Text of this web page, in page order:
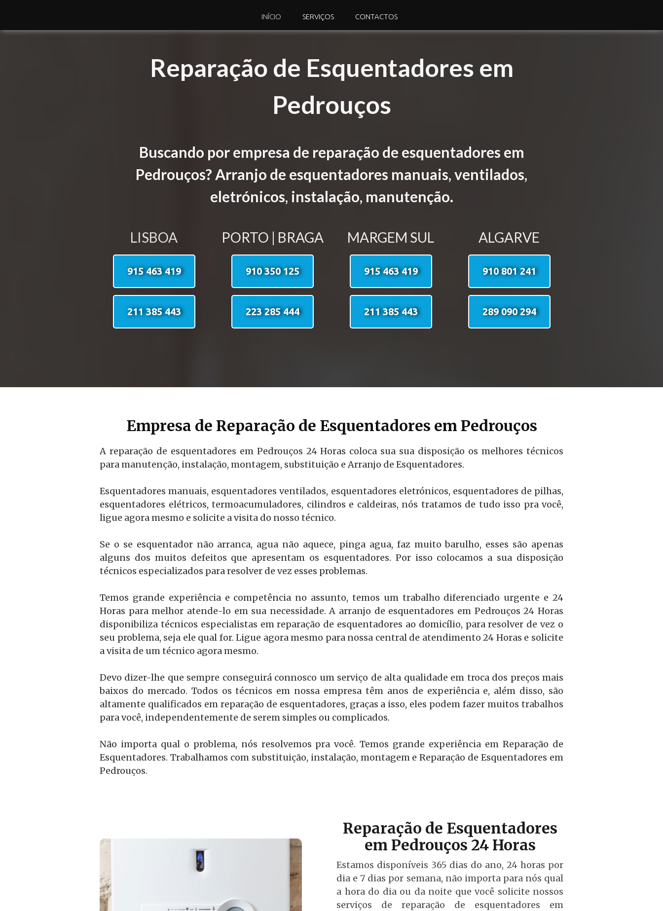
INÍCIO SERVIÇOS CONTACTOS
Reparação de Esquentadores em
Pedrouços
Buscando por empresa de reparação de esquentadores em
Pedrouços? Arranjo de esquentadores manuais, ventilados,
eletrónicos, instalação, manutenção.
LISBOA
915 463 419
211 385 443
PORTO | BRAGA
910 350 125
223 285 444
MARGEM SUL
915 463 419
211 385 443
ALGARVE
910 801 241
289 090 294
Empresa de Reparação de Esquentadores em Pedrouços
A reparação de esquentadores em Pedrouços 24 Horas coloca sua sua disposição os melhores técnicos
para manutenção, instalação, montagem, substituição e Arranjo de Esquentadores.
Esquentadores manuais, esquentadores ventilados, esquentadores eletrónicos, esquentadores de pilhas,
esquentadores elétricos, termoacumuladores, cilindros e caldeiras, nós tratamos de tudo isso pra você,
ligue agora mesmo e solicite a visita do nosso técnico.
Se o se esquentador não arranca, agua não aquece, pinga agua, faz muito barulho, esses são apenas
alguns dos muitos defeitos que apresentam os esquentadores. Por isso colocamos a sua disposição
técnicos especializados para resolver de vez esses problemas.
Temos grande experiência e competência no assunto, temos um trabalho diferenciado urgente e 24
Horas para melhor atende-lo em sua necessidade. A arranjo de esquentadores em Pedrouços 24 Horas
disponibiliza técnicos especialistas em reparação de esquentadores ao domicílio, para resolver de vez o
seu problema, seja ele qual for. Ligue agora mesmo para nossa central de atendimento 24 Horas e solicite
a visita de um técnico agora mesmo.
Devo dizer-lhe que sempre conseguirá connosco um serviço de alta qualidade em troca dos preços mais
baixos do mercado. Todos os técnicos em nossa empresa têm anos de experiência e, além disso, são
altamente qualificados em reparação de esquentadores, graças a isso, eles podem fazer muitos trabalhos
para você, independentemente de serem simples ou complicados.
Não importa qual o problema, nós resolvemos pra você. Temos grande experiência em Reparação de
Esquentadores. Trabalhamos com substituição, instalação, montagem e Reparação de Esquentadores em
Pedrouços.
Reparação de Esquentadores
em Pedrouços 24 Horas
Estamos disponíveis 365 dias do ano, 24 horas por
dia e 7 dias por semana, não importa para nós qual
a hora do dia ou da noite que você solicite nossos
serviços de reparação de esquentadores em